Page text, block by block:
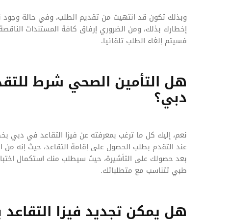
وبذلك تكون قد انتهيت من تقديم الطلب، وفي حالة
فسيتم إلغاء الطلب تلقائيا.
هل التأمين الصحي شرط
دبي؟
نعم، إليك كل ما ترغب بمعرفته عن فيزا التقاعد في دبي
عند التقدم بطلب الحصول على إقامة التقاعد، حيث إنه
بعد حصولك على التأشيرة، حيث سيطلب منك استكمال
طبي تتناسب مع متطلباتك.
هل يمكن تجديد فيزا